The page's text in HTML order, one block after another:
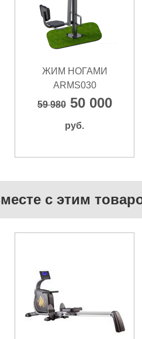
ЖИМ НОГАМИ
ARMS030
59 98050 000
руб.
с этим